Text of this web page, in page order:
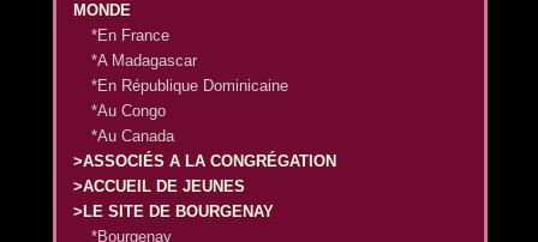
MONDE
*En France
*A Madagascar
*En République Dominicaine
*Au Congo
*Au Canada
>ASSOCIÉS A LA CONGRÉGATION
>ACCUEIL DE JEUNES
>LE SITE DE BOURGENAY
*Bourgenay